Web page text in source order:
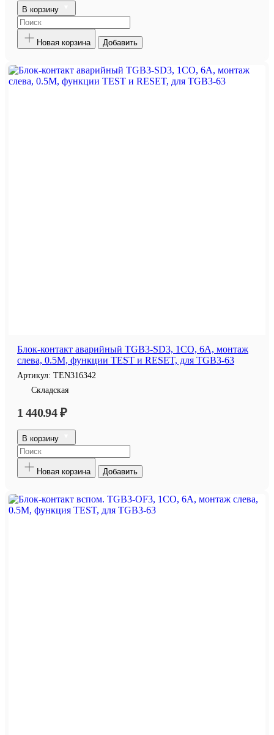
В корзину
Новая корзина Добавить
Блок-контакт аварийный TGB3-SD3, 1CO, 6A, монтаж
слева, 0.5M, функции TEST и RESET, для TGB3-63
Артикул: TEN316342
Складская
1 440.94 ₽
В корзину
Новая корзина Добавить